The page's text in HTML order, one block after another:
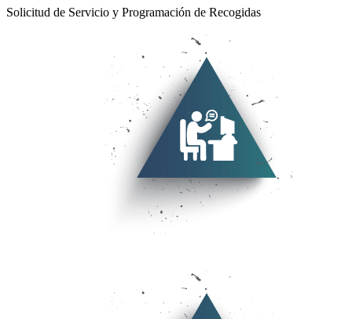
Solicitud de Servicio y Programación de Recogidas